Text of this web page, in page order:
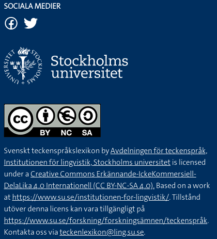
sin plats när det kommer en äldre person. Annars är man
Det är verkligen onödigt att ta till våld för det är bättre att
samtala
LED lampor är bättre än glödlampor för de drar mindre
ström.
Om du hostar är det bäst att du tar lite hostmedicin.
Tjejen där är min bästa kompis.
Jag kan inte svara på din fråga, det är bäst om du frågar
SOCIALA MEDIER
Svenskt teckenspråkslexikon byAvdelningen för teckenspråk,
Institutionen för lingvistik, Stockholms universitetis licensed
under aCreative Commons Erkännande-IckeKommersiell-
DelaLika 4.0 Internationell (CC BY-NC-SA 4.0).Based on a work
athttps://www.su.se/institutionen-for-lingvistik/. Tillstånd
utöver denna licens kan vara tillgängligt på
https://www.su.se/forskning/forskningsämnen/teckenspråk.
Kontakta oss viateckenlexikon@ling.su.se.